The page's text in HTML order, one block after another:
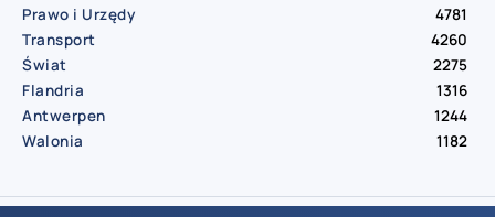
Prawo i Urzędy
4781
Transport
4260
Świat
2275
Flandria
1316
Antwerpen
1244
Walonia
1182